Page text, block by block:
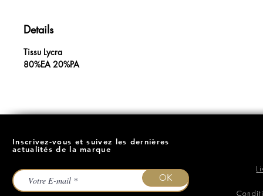
Details
Tissu Lycra
80%EA 20%PA
Inscrivez-vous et suivez les dernières
actualités de la marque
OK